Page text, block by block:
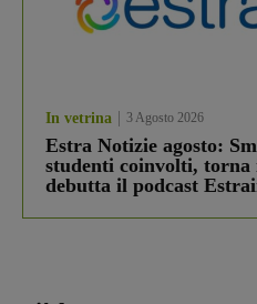
In vetrina 3 Agosto 2026
Estra Notizie agosto:
studenti coinvolti, torna
debutta il podcast